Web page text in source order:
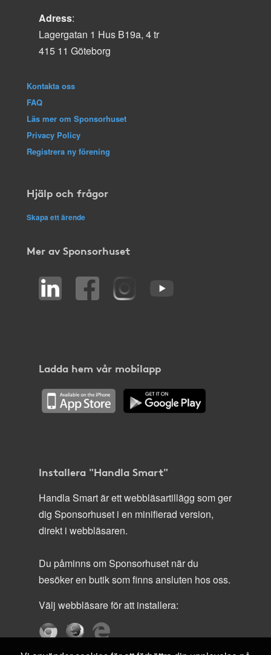
Adress:
Lagergatan 1 Hus B19a, 4 tr
415 11 Göteborg
Kontakta oss
FAQ
Läs mer om Sponsorhuset
Privacy Policy
Registrera ny förening
Hjälp och frågor
Skapa ett ärende
Mer av Sponsorhuset
Ladda hem vår mobilapp
Installera "Handla Smart"
Handla Smart är ett webbläsartillägg som ger
dig Sponsorhuset i en minifierad version,
direkt i webbläsaren.
Du påminns om Sponsorhuset när du
besöker en butik som finns ansluten hos oss.
Välj webbläsare för att installera: